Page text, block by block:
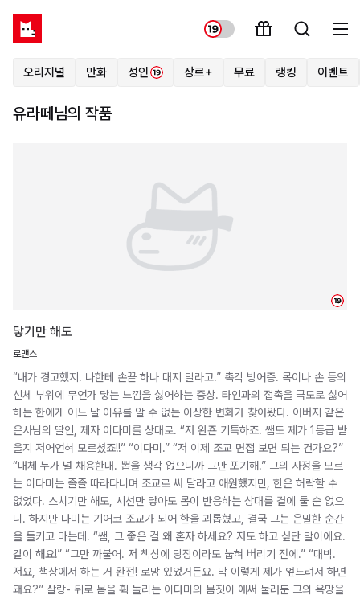
오리지널 만화 성인 장르+ 무료 랭킹 이벤트
유라떼님의 작품
닿기만 해도
로맨스
“내가 경고했지. 나한테 손끝 하나 대지 말라고.” 촉각 방어증. 목이나 손 등의
신체 부위에 무언가 닿는 느낌을 싫어하는 증상. 타인과의 접촉을 극도로 싫어
하는 한에게 어느 날 이유를 알 수 없는 이상한 변화가 찾아왔다. 아버지 같은
은사님의 딸인, 제자 이다미를 상대로. “저 완죤 기특하죠. 쌤도 제가 1등급 받
을지 저어언혀 모르셨죠!!” “이다미.” “저 이제 조교 면접 보면 되는 건가요?”
“대체 누가 널 채용한대. 뽑을 생각 없으니까 그만 포기해.” 그의 사정을 모르
는 이다미는 졸졸 따라다니며 조교로 써 달라고 애원했지만, 한은 허락할 수
없었다. 스치기만 해도, 시선만 닿아도 몸이 반응하는 상대를 곁에 둘 순 없으
니. 하지만 다미는 기어코 조교가 되어 한을 괴롭혔고, 결국 그는 은밀한 순간
을 들키고 마는데. “쌤, 그 좋은 걸 왜 혼자 하세요? 저도 하고 싶단 말이에요.
같이 해요!” “그만 까불어. 저 책상에 당장이라도 눕혀 버리기 전에.” “대박.
저요, 책상에서 하는 거 완전! 로망 있었거든요. 막 이렇게 제가 엎드려서 하면
돼요?” 살랑- 뒤로 몸을 휙 돌리는 이다미의 몸짓이 애써 눌러둔 그의 욕망을